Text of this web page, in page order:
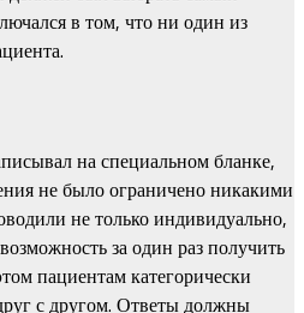
в том, что ни один из
на специальном бланке,
не было ограничено никакими
не только индивидуально,
за один раз получить
пациентам категорически
с другом. Ответы должны